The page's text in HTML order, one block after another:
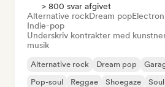
> 800 svar afgivet
Alternative rockDream pop
Indie-pop
Underskriv kontrakter med
musik
Alternative rock Dream pop
Pop-soul
Reggae Shoegaze Soul